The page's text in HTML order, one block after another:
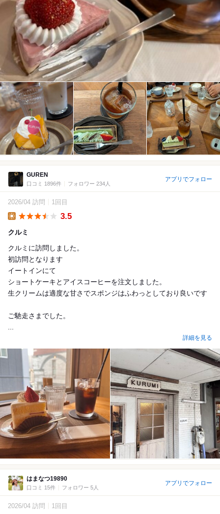
GUREN
口コミ 1896件 フォロワー 234人
アプリでフォロー
2026/04 訪問 1回目
3.5
クルミ
クルミに訪問しました。
初訪問となります
イートインにて
ショートケーキとアイスコーヒーを注文しました。
生クリームは適度な甘さでスポンジはふわっとしており良いです
ご馳走さまでした。
...
詳細を見る
はまなつ19890
口コミ 15件 フォロワー 5人
アプリでフォロー
2026/04 訪問 1回目